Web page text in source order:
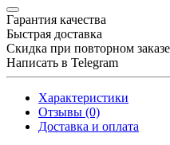
Гарантия качества
Быстрая доставка
Скидка при повторном заказе
Написать в Telegram
Характеристики
Отзывы (0)
Доставка и оплата